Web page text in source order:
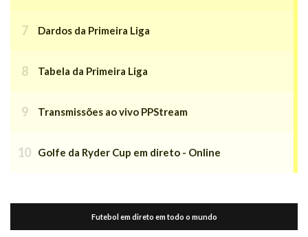
Dardos da Primeira Liga
Tabela da Primeira Liga
Transmissões ao vivo PPStream
Golfe da Ryder Cup em direto - Online
Futebol em direto em todo o mundo